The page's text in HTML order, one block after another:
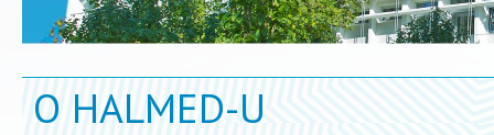
O HALMED-U